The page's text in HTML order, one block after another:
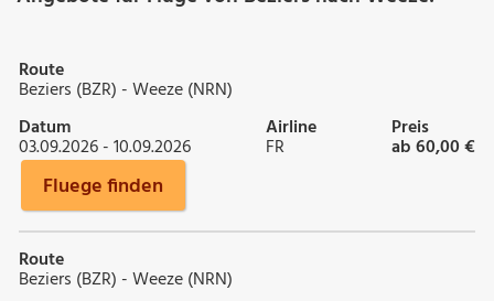
Route
Beziers (BZR) - Weeze (NRN)
Datum
03.09.2026 - 10.09.2026
Airline
FR
Preis
ab 60,00 €
Fluege finden
Route
Beziers (BZR) - Weeze (NRN)